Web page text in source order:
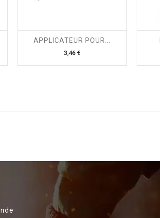
APPLICATEUR POUR...
3,46 €Prix